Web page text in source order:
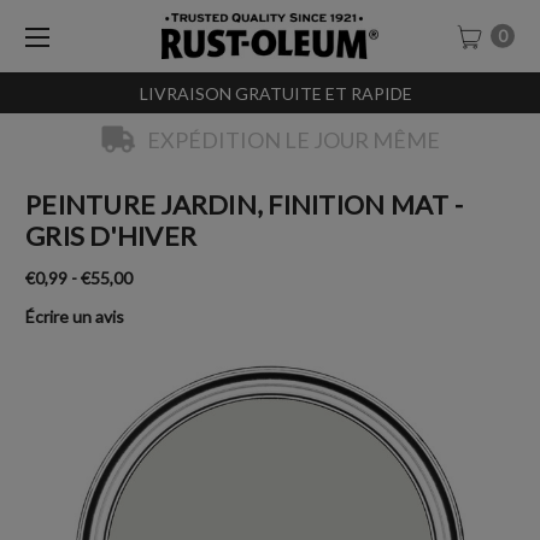
LIVRAISON GRATUITE ET RAPIDE
0
EXPÉDITION LE JOUR MÊME
PEINTURE JARDIN, FINITION MAT -
GRIS D'HIVER
€0,99 - €55,00
Écrire un avis